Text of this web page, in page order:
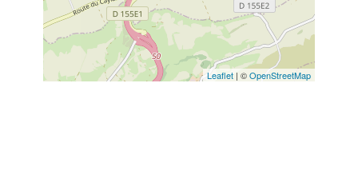
Leaflet | ©OpenStreetMap